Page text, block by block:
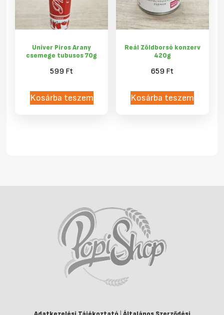
Univer Piros Arany
csemege tubusos 70g
599 Ft
Kosárba teszem
Reál Zöldborsó konzerv
420g
659 Ft
Kosárba teszem